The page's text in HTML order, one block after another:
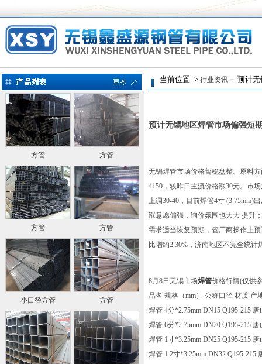
方管 方管
方管 方管
小口径方管 方管
当前位置 -> 行业资讯 － 预计
预计无锡地区焊管市场偏强短
无锡焊管市场价格暂稳盘整。原料
4150，较昨日主流价格涨30元。市
上调30-40，目前焊管4寸 (3.75mm)
涨意愿偏强，询价氛围也大大 提升
需求适当恢复预期，管厂商操作上
比增约2.30%，济南地区不完全统
8月8日无锡市场焊管价格行情(仅供
品名 规格（mm） 公称口径 材质 产
焊管 4分*2.75mm DN15 Q195-215 唐
焊管 6分*2.75mm DN20 Q195-215 唐
焊管 1寸*3.25mm DN25 Q195-215 唐
焊管 1.2寸*3.25mm DN32 Q195-215